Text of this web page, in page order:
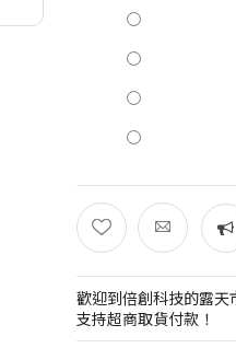
歡迎到倍創科技的露天
支持超商取貨付款！